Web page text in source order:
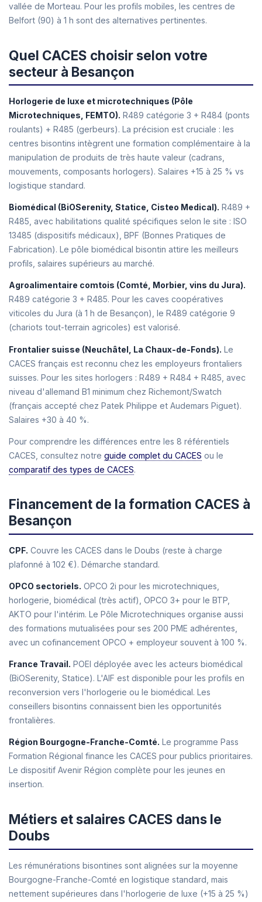
vallée de Morteau. Pour les profils mobiles, les centres de
Belfort (90) à 1 h sont des alternatives pertinentes.
Quel CACES choisir selon votre
secteur à Besançon
Horlogerie de luxe et microtechniques (Pôle
Microtechniques, FEMTO). R489 catégorie 3 + R484 (ponts
roulants) + R485 (gerbeurs). La précision est cruciale : les
centres bisontins intègrent une formation complémentaire à la
manipulation de produits de très haute valeur (cadrans,
mouvements, composants horlogers). Salaires +15 à 25 % vs
logistique standard.
Biomédical (BiOSerenity, Statice, Cisteo Medical). R489 +
R485, avec habilitations qualité spécifiques selon le site : ISO
13485 (dispositifs médicaux), BPF (Bonnes Pratiques de
Fabrication). Le pôle biomédical bisontin attire les meilleurs
profils, salaires supérieurs au marché.
Agroalimentaire comtois (Comté, Morbier, vins du Jura).
R489 catégorie 3 + R485. Pour les caves coopératives
viticoles du Jura (à 1 h de Besançon), le R489 catégorie 9
(chariots tout-terrain agricoles) est valorisé.
Frontalier suisse (Neuchâtel, La Chaux-de-Fonds). Le
CACES français est reconnu chez les employeurs frontaliers
suisses. Pour les sites horlogers : R489 + R484 + R485, avec
niveau d'allemand B1 minimum chez Richemont/Swatch
(français accepté chez Patek Philippe et Audemars Piguet).
Salaires +30 à 40 %.
Pour comprendre les différences entre les 8 référentiels
CACES, consultez notre guide complet du CACES ou le
comparatif des types de CACES.
Financement de la formation CACES à
Besançon
CPF. Couvre les CACES dans le Doubs (reste à charge
plafonné à 102 €). Démarche standard.
OPCO sectoriels. OPCO 2i pour les microtechniques,
horlogerie, biomédical (très actif), OPCO 3+ pour le BTP,
AKTO pour l'intérim. Le Pôle Microtechniques organise aussi
des formations mutualisées pour ses 200 PME adhérentes,
avec un cofinancement OPCO + employeur souvent à 100 %.
France Travail. POEI déployée avec les acteurs biomédical
(BiOSerenity, Statice). L'AIF est disponible pour les profils en
reconversion vers l'horlogerie ou le biomédical. Les
conseillers bisontins connaissent bien les opportunités
frontalières.
Région Bourgogne-Franche-Comté. Le programme Pass
Formation Régional finance les CACES pour publics prioritaires.
Le dispositif Avenir Région complète pour les jeunes en
insertion.
Métiers et salaires CACES dans le
Doubs
Les rémunérations bisontines sont alignées sur la moyenne
Bourgogne-Franche-Comté en logistique standard, mais
nettement supérieures dans l'horlogerie de luxe (+15 à 25 %)